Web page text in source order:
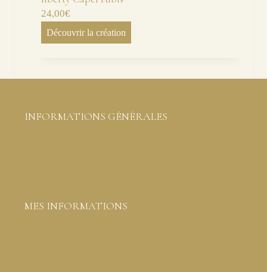
24,00€
Découvrir la création
INFORMATIONS GÉNÉRALES
MES INFORMATIONS